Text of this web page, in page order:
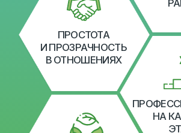
Более двух десятилетий успешной работы
и стабильного развития в сфере кормовых
добавок и ветеринарных препаратов.
Широкий ассортимент
высококачественных кормовых добавок,
подходящих для различных видов
сельскохозяйственных животных.
БОЛЕЕ 115 КОРМОВЫХ РЕШЕНИЙ